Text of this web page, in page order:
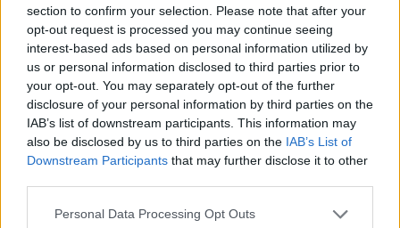
section to confirm your selection. Please note that after your
opt-out request is processed you may continue seeing
interest-based ads based on personal information utilized by
us or personal information disclosed to third parties prior to
your opt-out. You may separately opt-out of the further
disclosure of your personal information by third parties on the
IAB’s list of downstream participants. This information may
also be disclosed by us to third parties on the IAB’s List of
Downstream Participants that may further disclose it to other
Please note that this website/app uses one or more Google
Personal Data Processing Opt Outs
Vagyonvisszaszerzés: amikor a pénz
gyorsabban fut, mint a jog
ELEMZÉSEK 2026. júl. 21.